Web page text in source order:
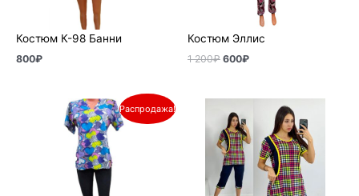
Костюм К-98 Банни
800₽
Костюм Эллис
1 200₽ 600₽
Распродажа!
Первоначальная
цена
составляла
Текущая
цена:
493₽.